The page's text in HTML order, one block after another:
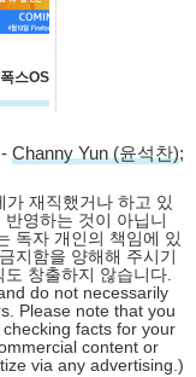
스OS
- Channy Yun (윤석찬);
재직했거나 하고 있
영하는 것이 아닙니
독자 개인의 책임에 있
지함을 양해해 주시기
창출하지 않습니다.
do not necessarily
Please note that you
facts for your
content or
via any advertising.)